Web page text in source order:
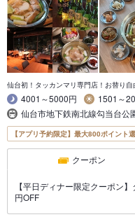
仙台初！タッカンマリ専門店！お替り自
4001～5000円
1501～
仙台市地下鉄南北線勾当台公
【アプリ予約限定】最大800ポイント
クーポン
【平日ディナー限定クーポン
円OFF